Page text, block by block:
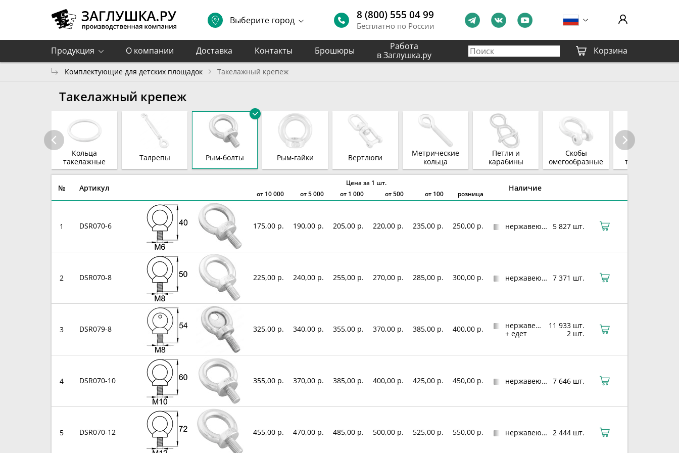
Выберите город 8 (800) 555 04 99
Бесплатно по России
Продукция О компании Доставка Контакты Брошюры
Работа
в Заглушка.ру
Корзина
Комплектующие для детских площадок Такелажный крепеж
Такелажный крепеж
Кольца
такелажные
Талрепы Рым-болты Рым-гайки Вертлюги
Метрические
кольца
Петли и
карабины
Скобы
омегообразные
такелажные
№ Артикул
Цена за 1 шт.
Наличие
от 10 000 от5 000 от 1 000 от 500 от 100 розница
1 DSR070-6 175,00 р. 190,00 р. 205,00 р. 220,00 р. 235,00 р. 250,00 р. нержавеющая сталь 5 827 шт.
2 DSR070-8 225,00 р. 240,00 р. 255,00 р. 270,00 р. 285,00 р. 300,00 р. нержавеющая сталь 7 371 шт.
3 DSR079-8 325,00 р. 340,00 р. 355,00 р. 370,00 р. 385,00 р. 400,00 р. нержавеющая сталь
11 933 шт.
+ едет
2 шт.
4 DSR070-10 355,00 р. 370,00 р. 385,00 р. 400,00 р. 425,00 р. 450,00 р. нержавеющая сталь 7 646 шт.
5 DSR070-12 455,00 р. 470,00 р. 485,00 р. 500,00 р. 525,00 р. 550,00 р. нержавеющая сталь 2 444 шт.